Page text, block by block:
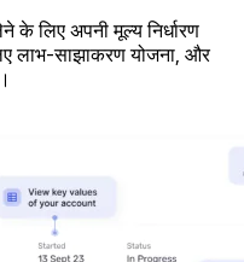
के लिए अपनी मूल्य निर्धारण
लाभ-साझाकरण योजना, और